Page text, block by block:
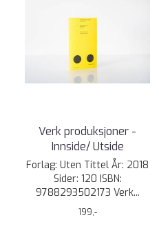
Verk produksjoner -
Innside/ Utside
Forlag: Uten Tittel År: 2018​
Sider: 120 ISBN:
9788293502173 Verk...
199,-